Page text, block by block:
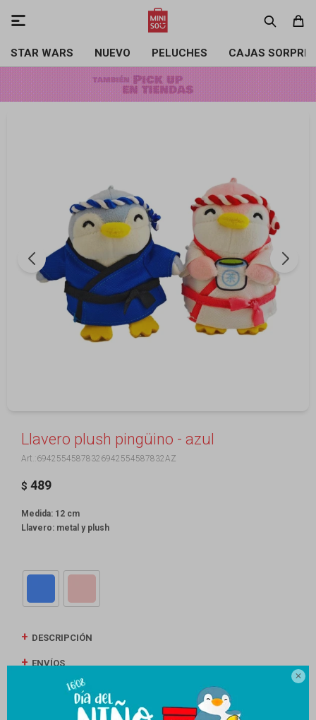

STAR WARS NUEVO PELUCHES CAJAS

Llavero plush pingüino - azul
69425545878326942554587832AZ
$ 489
Medida: 12 cm
Llavero: metal y plush
DESCRIPCIÓN
ENVÍOS
CAMBIOS Y DEVOLUCIONES
MEDIOS DE PAGO